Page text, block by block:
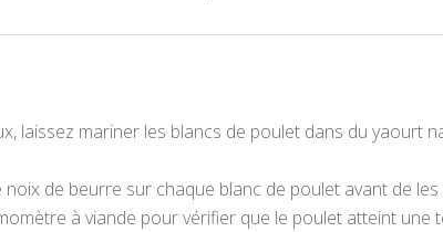
laissez mariner les blancs de poulet dans du yaourt
de beurre sur chaque blanc de poulet avant de
à viande pour vérifier que le poulet atteint une